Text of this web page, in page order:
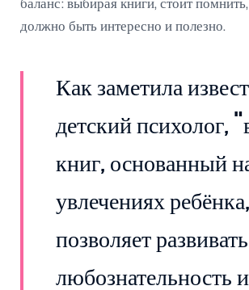
баланс: выбирая книги, стоит
должно быть интересно и полезно.
Как заметила
детский психолог,
книг, основанный
увлечениях ребёнка,
позволяет развивать
любознательность и